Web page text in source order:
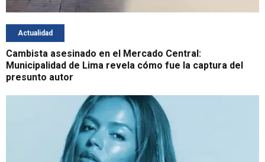
Actualidad
Cambista asesinado en el Mercado Central:
Municipalidad de Lima revela cómo fue la captura del
presunto autor